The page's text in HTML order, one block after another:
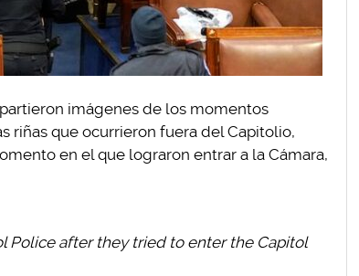
imágenes de los momentos
riñas que ocurrieron fuera del Capitolio,
en el que lograron entrar a la Cámara,
Police after they tried to enter the Capitol